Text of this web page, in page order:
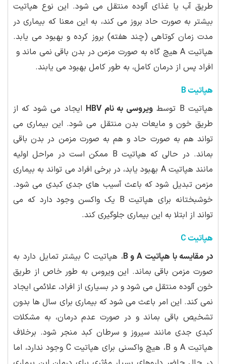
طریق آب یا غذای آلوده منتقل می شود. این نوع هپاتیت
بیشتر به صورت حاد بروز می کند، به این معنا که بیماری در
مدت زمان کوتاهی (چند هفته) بروز کرده و بهبود می یابد.
هپاتیت A هیچ گاه به صورت مزمن در بدن باقی نمی ماند و
افراد پس از درمان کامل، به طور کامل بهبود می یابند.
هپاتیت B
هپاتیت B توسط
ویروسی به نام HBV
ایجاد می شود که از
طریق خون و مایعات بدن منتقل می شود. این بیماری می
تواند هم به صورت حاد و هم به صورت مزمن در بدن باقی
بماند. در حالی که هپاتیت B ممکن است در مراحل اولیه
مانند هپاتیت A بهبود یابد، در برخی افراد می تواند به بیماری
مزمن تبدیل شود که باعث آسیب های جدی کبدی می شود.
خوشبختانه برای هپاتیت B یک واکسن وجود دارد که می
تواند از ابتلا به این بیماری جلوگیری کند.
هپاتیت C
در مقایسه با هپاتیت A و B
، هپاتیت C بیشتر تمایل دارد به
صورت مزمن باقی بماند. این ویروس به طور خاص از طریق
خون آلوده منتقل می شود و در بسیاری از افراد، علائمی ایجاد
نمی کند. این امر باعث می شود که بیماری برای سال ها بدون
تشخیص باقی بماند و در صورت عدم درمان، به مشکلات
کبدی جدی مانند سیروز و سرطان کبد منجر شود. برخلاف
هپاتیت A و B، هیچ واکسنی برای هپاتیت C وجود ندارد، اما